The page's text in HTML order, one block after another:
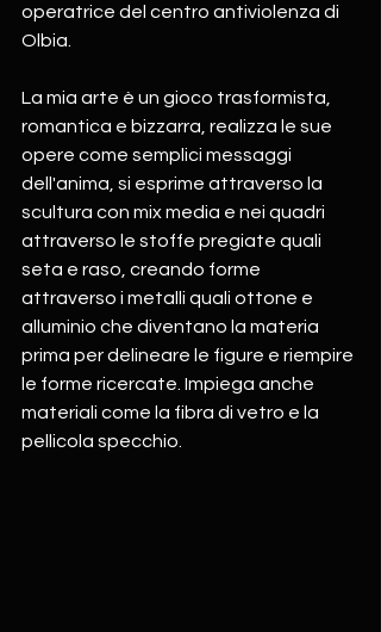
operatrice del centro antiviolenza di
Olbia.
La mia arte è un gioco trasformista,
romantica e bizzarra, realizza le sue
opere come semplici messaggi
dell'anima, si esprime attraverso la
scultura con mix media e nei quadri
attraverso le stoffe pregiate quali
seta e raso, creando forme
attraverso i metalli quali ottone e
alluminio che diventano la materia
prima per delineare le figure e riempire
le forme ricercate. Impiega anche
materiali come la fibra di vetro e la
pellicola specchio.